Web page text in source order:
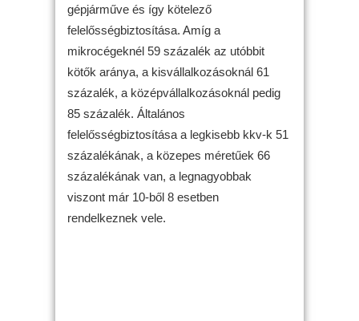
gépjárműve és így kötelező
felelősségbiztosítása. Amíg a
mikrocégeknél 59 százalék az utóbbit
kötők aránya, a kisvállalkozásoknál 61
százalék, a középvállalkozásoknál pedig
85 százalék. Általános
felelősségbiztosítása a legkisebb kkv-k 51
százalékának, a közepes méretűek 66
százalékának van, a legnagyobbak
viszont már 10-ből 8 esetben
rendelkeznek vele.